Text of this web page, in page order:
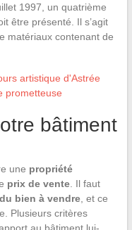
1997, un quatrième
être présenté. Il s’agit
matériaux contenant de
artistique d'Astrée
prometteuse
bâtiment
une propriété
prix de vente. Il faut
bien à vendre, et ce
Plusieurs critères